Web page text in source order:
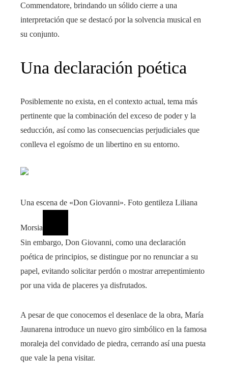
Commendatore, brindando un sólido cierre a una
interpretación que se destacó por la solvencia musical en
su conjunto.
Una declaración poética
Posiblemente no exista, en el contexto actual, tema más
pertinente que la combinación del exceso de poder y la
seducción, así como las consecuencias perjudiciales que
conlleva el egoísmo de un libertino en su entorno.
Una escena de «Don Giovanni». Foto gentileza Liliana
Morsia
Sin embargo, Don Giovanni, como una declaración
poética de principios, se distingue por no renunciar a su
papel, evitando solicitar perdón o mostrar arrepentimiento
por una vida de placeres ya disfrutados.
A pesar de que conocemos el desenlace de la obra, María
Jaunarena introduce un nuevo giro simbólico en la famosa
moraleja del convidado de piedra, cerrando así una puesta
que vale la pena visitar.